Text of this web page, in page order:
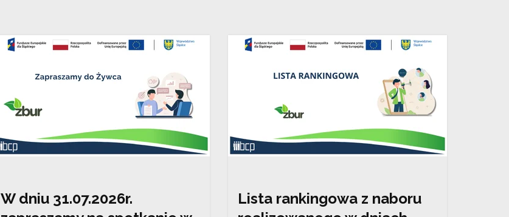
W dniu 31.07.2026r.
Lista rankingowa z naboru